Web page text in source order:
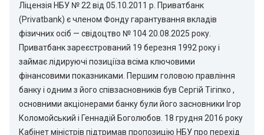
Ліцензія НБУ № 22 від 05.10.2011 р. Приватбанк
(Privatbank) є членом Фонду гарантування вкладів
фізичних осіб — свідоцтво № 104 20.08.2025 року.
Приватбанк зареєстрований 19 березня 1992 року і
займає лідируючі позиціїза всіма ключовими
фінансовими показниками. Першим головою правління
банку і одним з його співзасновників був Сергій Тігіпко ,
основними акціонерами банку були його засновники Ігор
Коломойський і Геннадій Боголюбов. 18 грудня 2016 року
Кабінет міністрів підтримав пропозицію НБУ про перехід